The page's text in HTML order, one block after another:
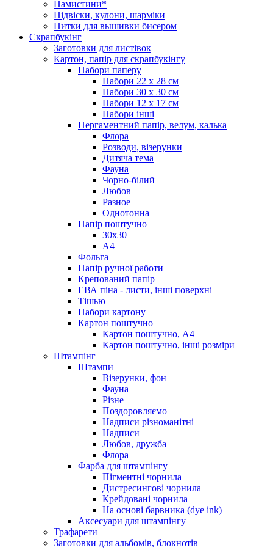
Намистини*
Підвіски, кулони, шарміки
Нитки для вышивки бисером
Скрапбукінг
Заготовки для листівок
Картон, папір для скрапбукінгу
Набори паперу
Набори 22 х 28 см
Набори 30 х 30 см
Набори 12 х 17 см
Набори інші
Пергаментний папір, велум, калька
Флора
Розводи, візерунки
Дитяча тема
Фауна
Чорно-білий
Любов
Разное
Однотонна
Папір поштучно
30х30
А4
Фольга
Папір ручної работи
Крепований папір
ЕВА піна - листи, інші поверхні
Тішью
Набори картону
Картон поштучно
Картон поштучно, А4
Картон поштучно, інші розміри
Штампінг
Штампи
Візерунки, фон
Фауна
Різне
Поздоровляємо
Надписи різноманітні
Надписи
Любов, дружба
Флора
Фарба для штампінгу
Пігментні чорнила
Дистресингові чорнила
Крейдовані чорнила
На основі барвника (dye ink)
Аксесуари для штампінгу
Трафарети
Заготовки для альбомів, блокнотів